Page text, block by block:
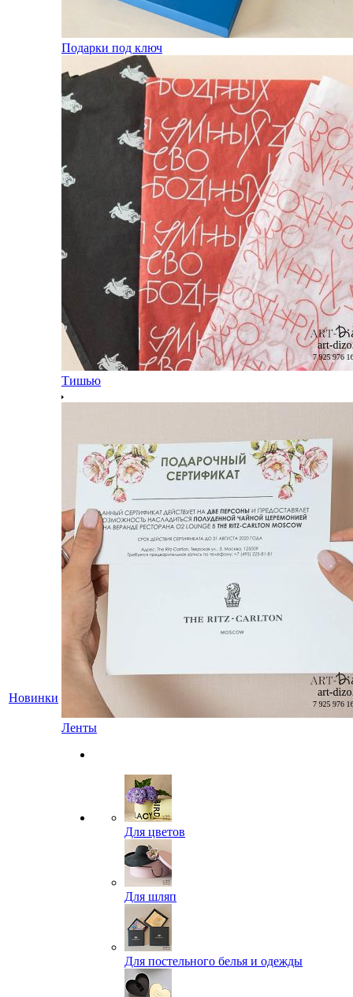
Новинки
Подарки под ключ
Тишью
Ленты
Для цветов
Для шляп
Для постельного белья и одежды